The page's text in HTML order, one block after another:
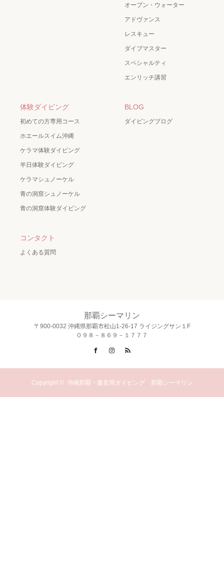
オープン・ウォーター
アドヴァンス
レスキュー
ダイブマスター
スペシャルティ
エンリッチ講習
体験ダイビング
初めての方専用コース
ホエールスイム沖縄
ケラマ体験ダイビング
半日体験ダイビング
ケラマシュノーケル
青の洞窟シュノーケル
青の洞窟体験ダイビング
BLOG
ダイビングブログ
コンタクト
よくある質問
那覇シーマリン
〒900-0032 沖縄県那覇市松山1-26-17 ライジングサン１F
０９８－８６９－１７７７
FacebookInstagram
Copyright © 沖縄那覇・慶良間ダイビング 那覇シーマリン